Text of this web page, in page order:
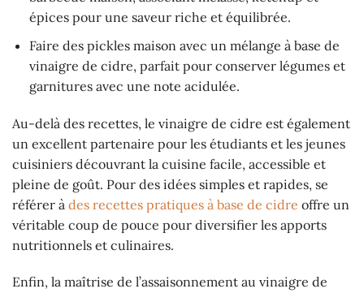
épices pour une saveur riche et équilibrée.
Faire des pickles maison avec un mélange à base de
vinaigre de cidre, parfait pour conserver légumes et
garnitures avec une note acidulée.
Au-delà des recettes, le vinaigre de cidre est également
un excellent partenaire pour les étudiants et les jeunes
cuisiniers découvrant la cuisine facile, accessible et
pleine de goût. Pour des idées simples et rapides, se
référer à des recettes pratiques à base de cidre offre un
véritable coup de pouce pour diversifier les apports
nutritionnels et culinaires.
Enfin, la maîtrise de l’assaisonnement au vinaigre de